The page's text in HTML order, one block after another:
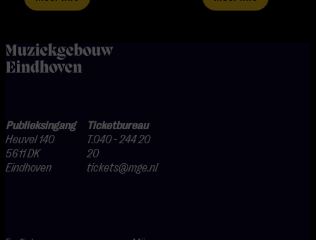
home
Publieksingang
Heuvel 140
5611 DK
Eindhoven
Ticketbureau
T.040 - 244 20
20
tickets@mge.nl